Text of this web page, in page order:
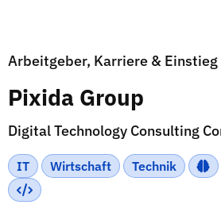
Arbeitgeber, Karriere & Einstieg
Pixida Group
Digital Technology Consulting
IT Wirtschaft Technik